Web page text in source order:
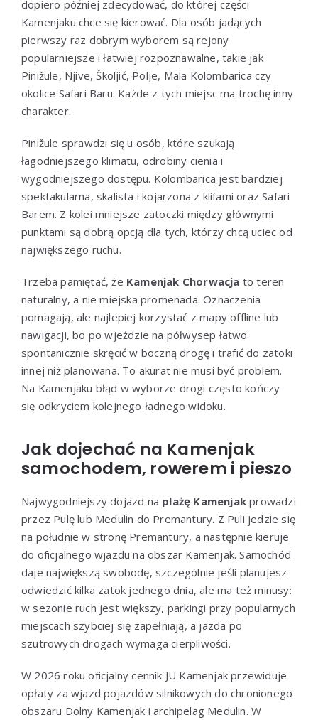
dopiero później zdecydować, do której części
Kamenjaku chce się kierować. Dla osób jadących
pierwszy raz dobrym wyborem są rejony
popularniejsze i łatwiej rozpoznawalne, takie jak
Pinižule, Njive, Školjić, Polje, Mala Kolombarica czy
okolice Safari Baru. Każde z tych miejsc ma trochę inny
charakter.
Pinižule sprawdzi się u osób, które szukają
łagodniejszego klimatu, odrobiny cienia i
wygodniejszego dostępu. Kolombarica jest bardziej
spektakularna, skalista i kojarzona z klifami oraz Safari
Barem. Z kolei mniejsze zatoczki między głównymi
punktami są dobrą opcją dla tych, którzy chcą uciec od
największego ruchu.
Trzeba pamiętać, że Kamenjak Chorwacja to teren
naturalny, a nie miejska promenada. Oznaczenia
pomagają, ale najlepiej korzystać z mapy offline lub
nawigacji, bo po wjeździe na półwysep łatwo
spontanicznie skręcić w boczną drogę i trafić do zatoki
innej niż planowana. To akurat nie musi być problem.
Na Kamenjaku błąd w wyborze drogi często kończy
się odkryciem kolejnego ładnego widoku.
Jak dojechać na Kamenjak
samochodem, rowerem i pieszo
Najwygodniejszy dojazd na plażę Kamenjak prowadzi
przez Pulę lub Medulin do Premantury. Z Puli jedzie się
na południe w stronę Premantury, a następnie kieruje
do oficjalnego wjazdu na obszar Kamenjak. Samochód
daje największą swobodę, szczególnie jeśli planujesz
odwiedzić kilka zatok jednego dnia, ale ma też minusy:
w sezonie ruch jest większy, parkingi przy popularnych
miejscach szybciej się zapełniają, a jazda po
szutrowych drogach wymaga cierpliwości.
W 2026 roku oficjalny cennik JU Kamenjak przewiduje
opłaty za wjazd pojazdów silnikowych do chronionego
obszaru Dolny Kamenjak i archipelag Medulin. W